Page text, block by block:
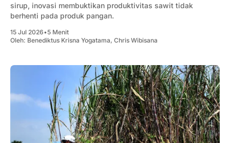
sirup, inovasi membuktikan produktivitas sawit tidak
berhenti pada produk pangan.
15 Jul 2026•5 Menit
Oleh: Benediktus Krisna Yogatama, Chris Wibisana